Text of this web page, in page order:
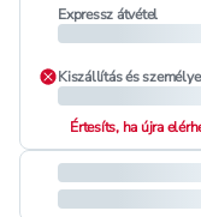
Expressz átvétel
Kiszállítás és
Értesíts, ha újra